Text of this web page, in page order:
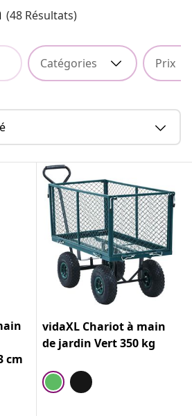
(48 Résultats)
Catégories Prix
cm
vidaXL Chariot à main
de jardin Vert 350 kg